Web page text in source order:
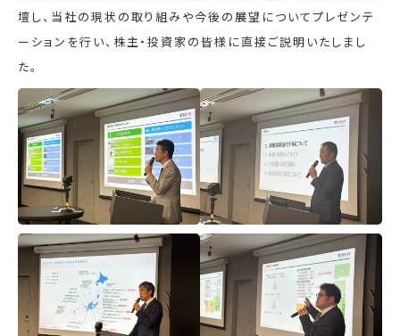
壇し、当社の現状の取り組みや今後の展望についてプレゼンテ
ーションを行い、株主・投資家の皆様に直接ご説明いたしまし
た。